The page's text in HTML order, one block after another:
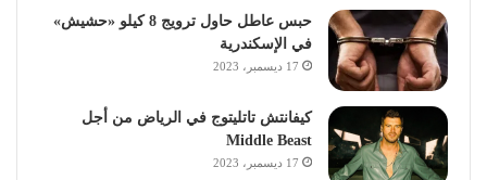
حبس عاطل حاول ترويج 8 كيلو «حشيش»
في الإسكندرية
17 ديسمبر، 2023
كيفانتش تاتليتوج في الرياض من أجل
Middle Beast
17 ديسمبر، 2023